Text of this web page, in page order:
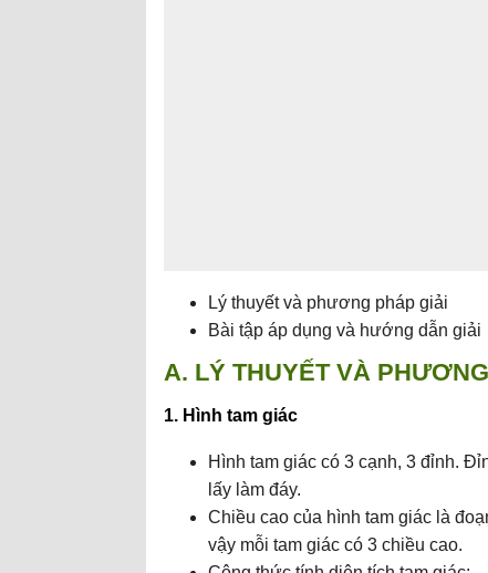
Lý thuyết và phương pháp giải
Bài tập áp dụng và hướng dẫn giải
A. LÝ THUYẾT VÀ
1. Hình tam giác
Hình tam giác có 3 cạnh, 3 đỉnh.
lấy làm đáy.
Chiều cao của hình tam giác là
vậy mỗi tam giác có 3 chiều cao.